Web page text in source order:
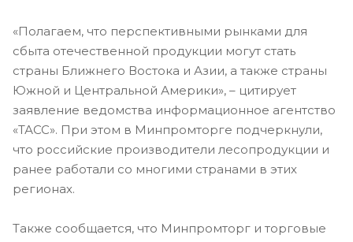
«Полагаем, что перспективными рынками для
сбыта отечественной продукции могут стать
страны Ближнего Востока и Азии, а также страны
Южной и Центральной Америки», – цитирует
заявление ведомства информационное агентство
«ТАСС». При этом в Минпромторге подчеркнули,
что российские производители лесопродукции и
ранее работали со многими странами в этих
регионах.
Также сообщается, что Минпромторг и торговые